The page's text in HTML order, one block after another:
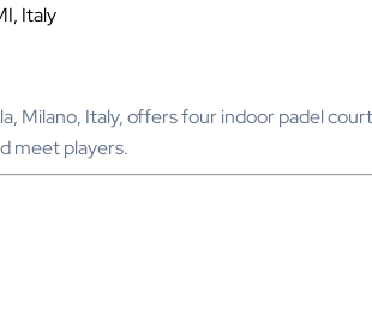
Italy
Milano, Italy, offers four indoor padel
meet players.